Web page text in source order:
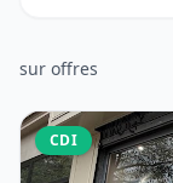
sur offres
CDI